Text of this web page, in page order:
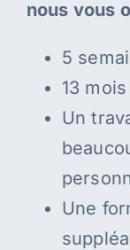
nous vous
5
13
Un
Une